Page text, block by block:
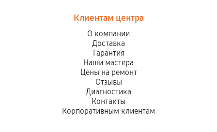
Клиентам центра
О компании
Доставка
Гарантия
Наши мастера
Цены на ремонт
Отзывы
Диагностика
Контакты
Корпоративным клиентам